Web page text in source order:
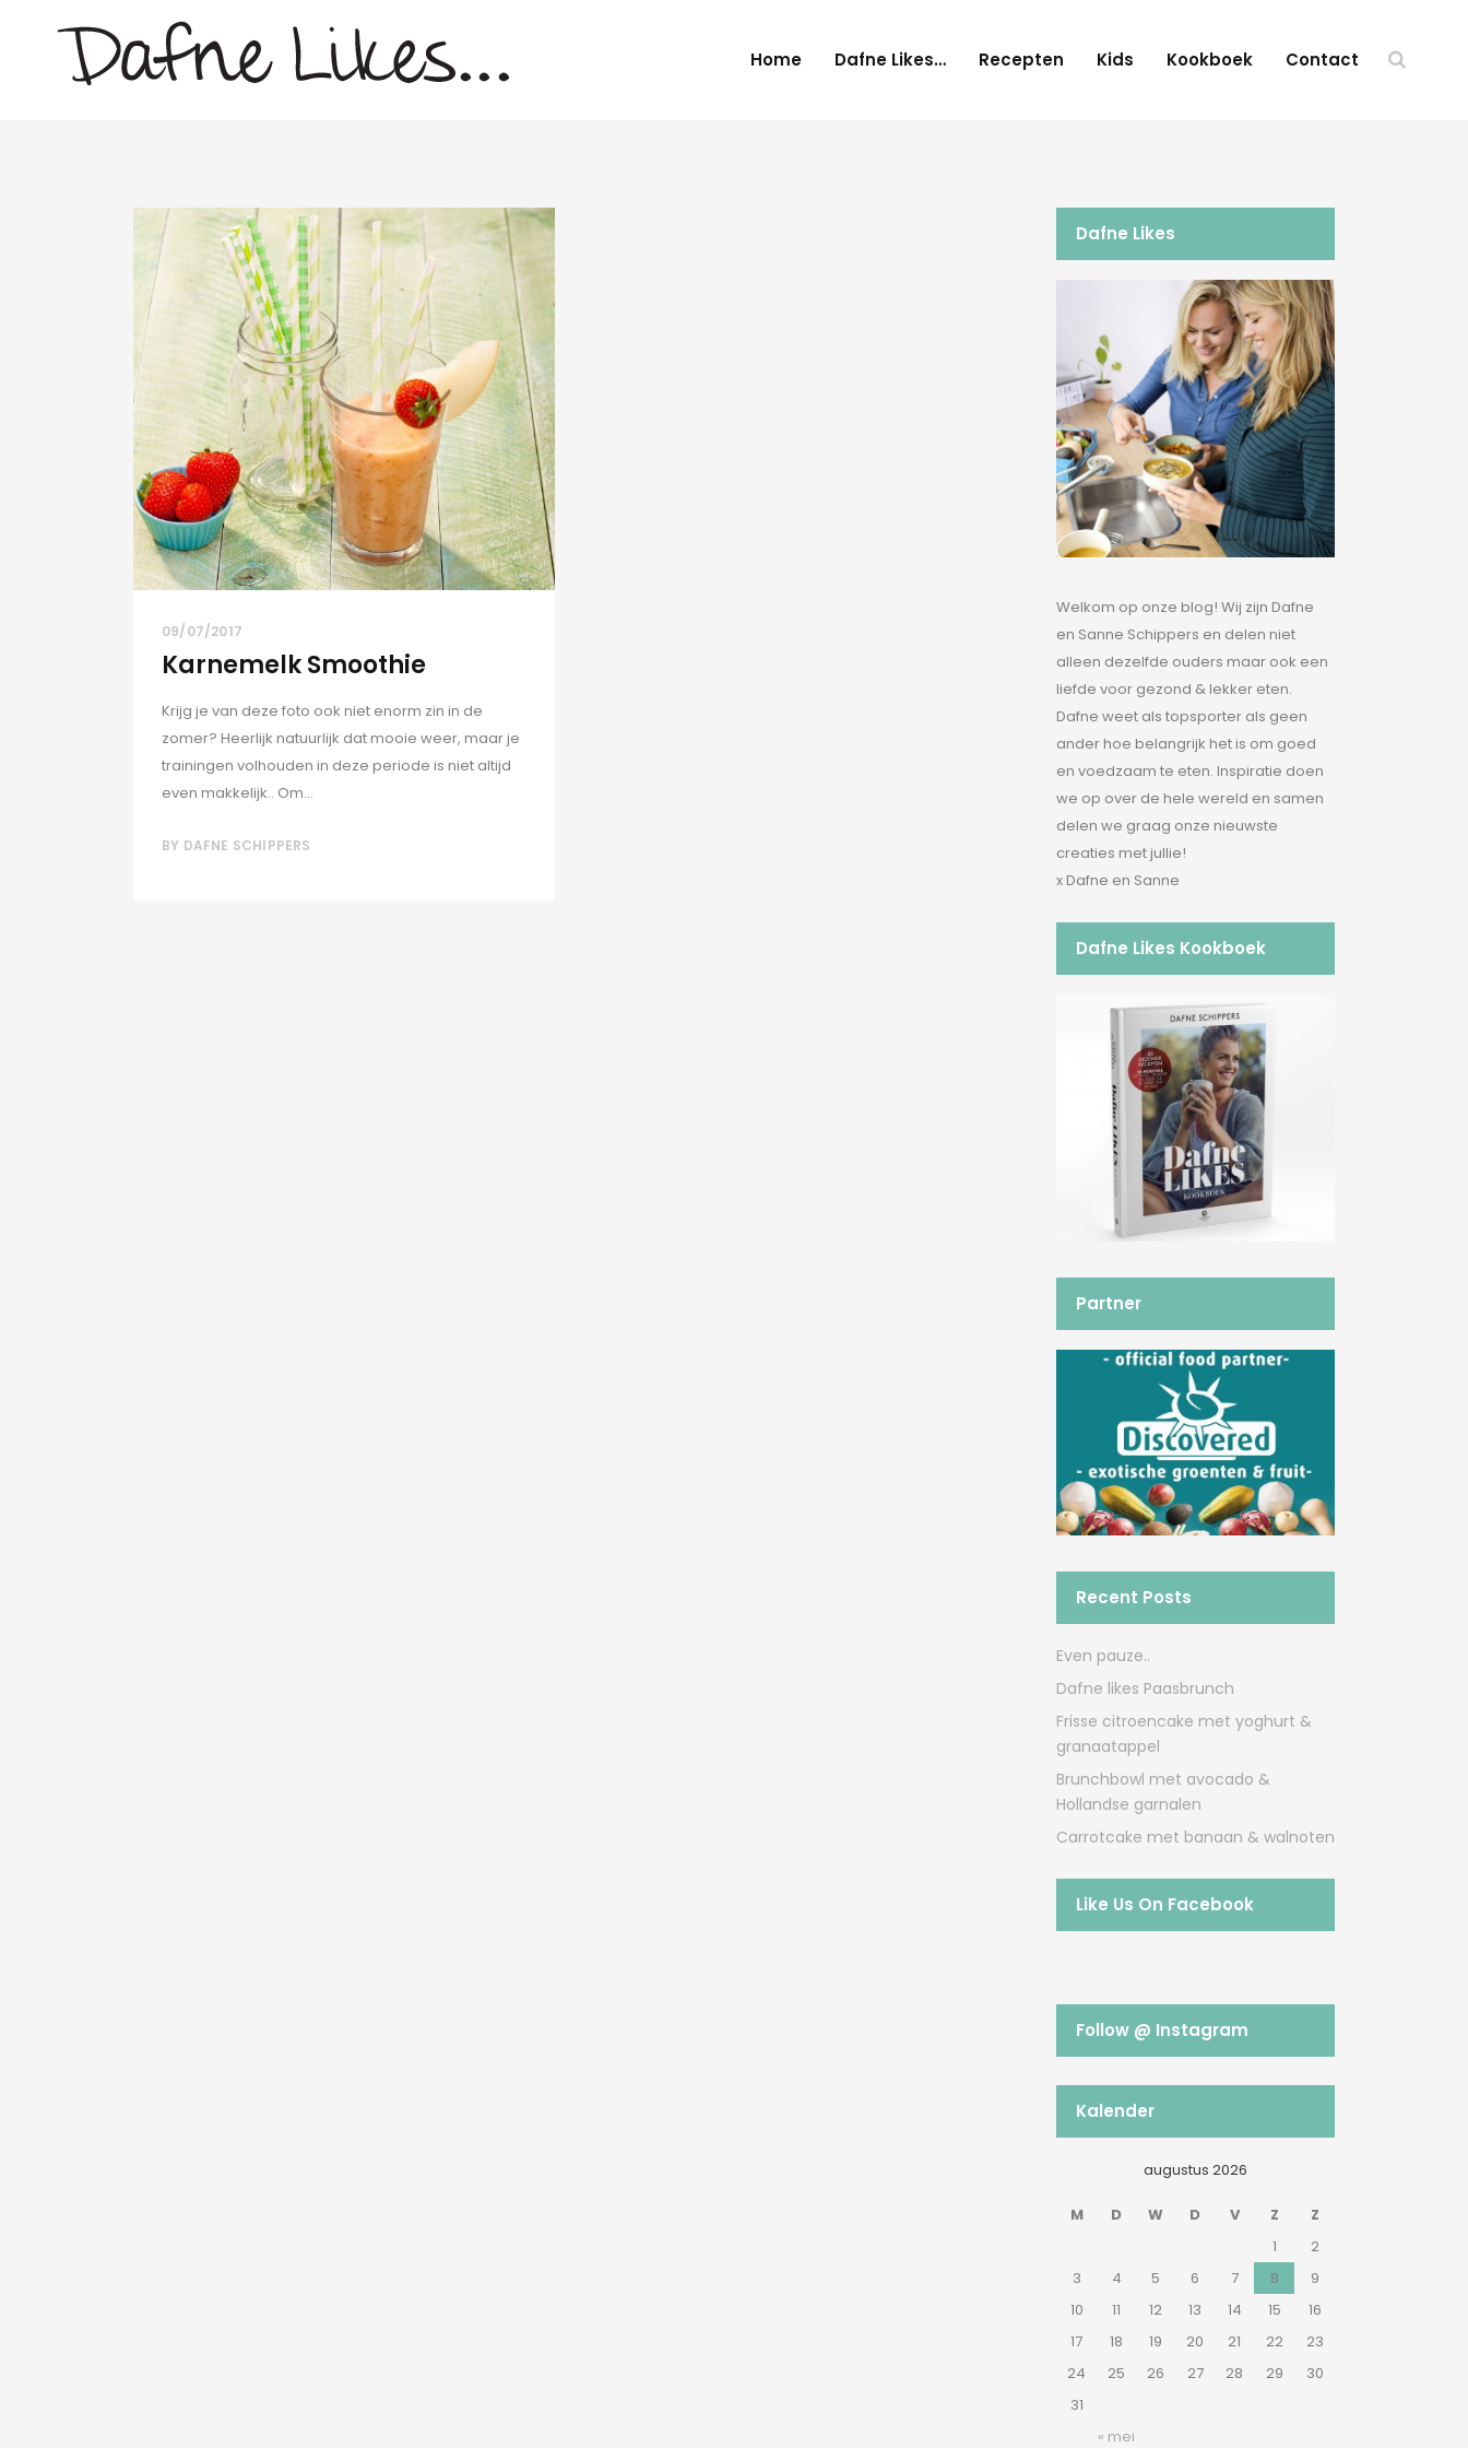
Home Dafne Likes… Recepten Kids Kookboek Contact
09/07/2017
Karnemelk Smoothie
Krijg je van deze foto ook niet enorm zin in de
zomer? Heerlijk natuurlijk dat mooie weer, maar je
trainingen volhouden in deze periode is niet altijd
even makkelijk.. Om...
BY DAFNE SCHIPPERS
Dafne Likes
Welkom op onze blog! Wij zijn Dafne
en Sanne Schippers en delen niet
alleen dezelfde ouders maar ook een
liefde voor gezond & lekker eten.
Dafne weet als topsporter als geen
ander hoe belangrijk het is om goed
en voedzaam te eten. Inspiratie doen
we op over de hele wereld en samen
delen we graag onze nieuwste
creaties met jullie!
x Dafne en Sanne
Dafne Likes Kookboek
Partner
Recent Posts
Even pauze..
Dafne likes Paasbrunch
Frisse citroencake met yoghurt &
granaatappel
Brunchbowl met avocado &
Hollandse garnalen
Carrotcake met banaan & walnoten
Like Us On Facebook
Follow @ Instagram
Kalender
augustus 2026
M D W D V Z Z
« mei
1
2
3
4 5 6 7 8
9
10
11 12 13 14 15
16
17
18 19 20 21 22
23
24
25 26 27 28 29
30
31